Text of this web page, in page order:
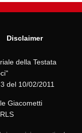
Disclaimer
della Testata
del 10/02/2011
Giacometti